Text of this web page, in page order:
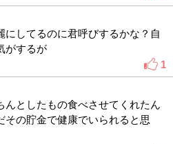
にしてるのに君呼びするかな？自
がするが
1
んとしたもの食べさせてくれたん
その貯金で健康でいられると思